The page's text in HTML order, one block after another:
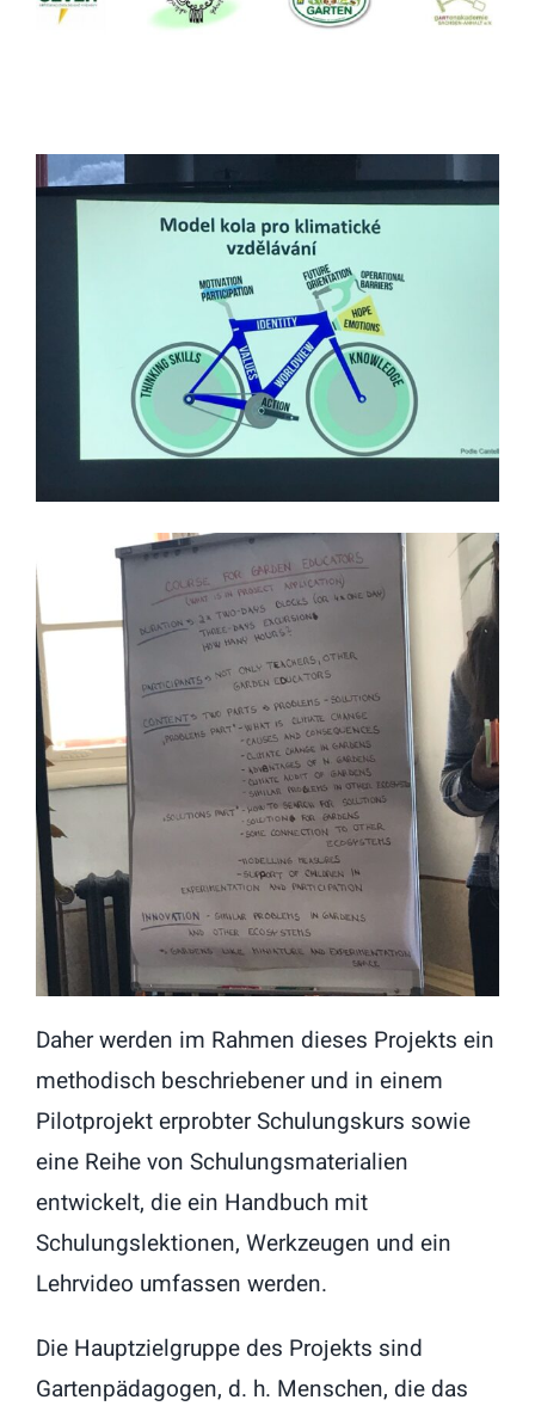
Daher werden im Rahmen dieses Projekts ein
methodisch beschriebener und in einem
Pilotprojekt erprobter Schulungskurs sowie
eine Reihe von Schulungsmaterialien
entwickelt, die ein Handbuch mit
Schulungslektionen, Werkzeugen und ein
Lehrvideo umfassen werden.
Die Hauptzielgruppe des Projekts sind
Gartenpädagogen, d. h. Menschen, die das